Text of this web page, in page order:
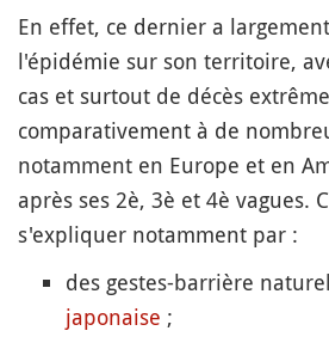
En effet, ce dernier a
l'épidémie sur son territoire,
cas et surtout de décès
comparativement à de
notamment en Europe et en
après ses 2è, 3è et 4è vagues.
s'expliquer notamment par :
des gestes-barrière
japonaise ;